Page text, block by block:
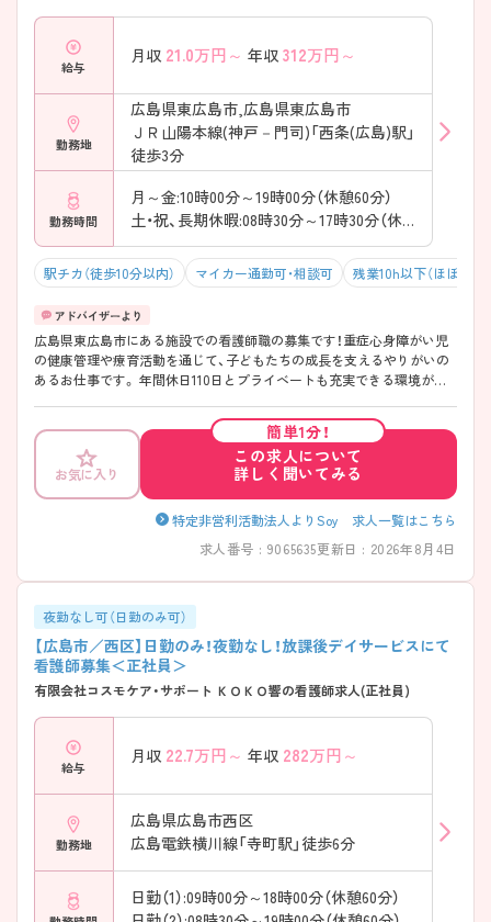
給与
月収 21.0万円～ 年収 312万円～
勤務地
広島県東広島市,広島県東広島市
ＪＲ山陽本線(神戸－門司)「西条(広島)駅」
徒歩3分
勤務時間
月～金:10時00分～19時00分（休憩60分）
土・祝、長期休暇:08時30分～17時30分（休憩60分）
駅チカ（徒歩10分以内） マイカー通勤可・相談可 残業10h以下（ほぼなし）
広島県東広島市にある施設での看護師職の募集です！重症心身障がい児
の健康管理や療育活動を通じて、子どもたちの成長を支えるやりがいの
あるお仕事です。 年間休日110日とプライベートも充実できる環境が整
お気軽にお問い合わせください。
お気に入り
簡単1分！
この求人について
詳しく聞いてみる
特定非営利活動法人よりSoy 求人一覧はこちら
求人番号 : 9065635更新日 : 2026年8月4日
夜勤なし可（日勤のみ可）
【広島市／西区】日勤のみ！夜勤なし！放課後デイサービスにて
看護師募集＜正社員＞
有限会社コスモケア・サポート ＫＯＫＯ響の看護師求人(正社員)
給与
月収 22.7万円～ 年収 282万円～
勤務地
広島県広島市西区
広島電鉄横川線「寺町駅」徒歩6分
日勤（1）:09時00分～18時00分（休憩60分）